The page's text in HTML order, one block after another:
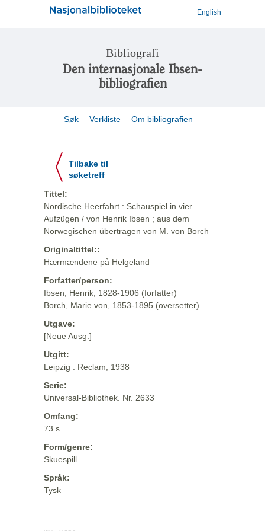
English
Bibliografi
Den internasjonale Ibsen-
bibliografien
Søk Verkliste Om bibliografien
Tilbake til
søketreff
Tittel:
Nordische Heerfahrt : Schauspiel in vier
Aufzügen / von Henrik Ibsen ; aus dem
Norwegischen übertragen von M. von Borch
Originaltittel::
Hærmændene på Helgeland
Forfatter/person:
Ibsen, Henrik, 1828-1906 (forfatter)
Borch, Marie von, 1853-1895 (oversetter)
Utgave:
[Neue Ausg.]
Utgitt:
Leipzig : Reclam, 1938
Serie:
Universal-Bibliothek. Nr. 2633
Omfang:
73 s.
Form/genre:
Skuespill
Språk:
Tysk